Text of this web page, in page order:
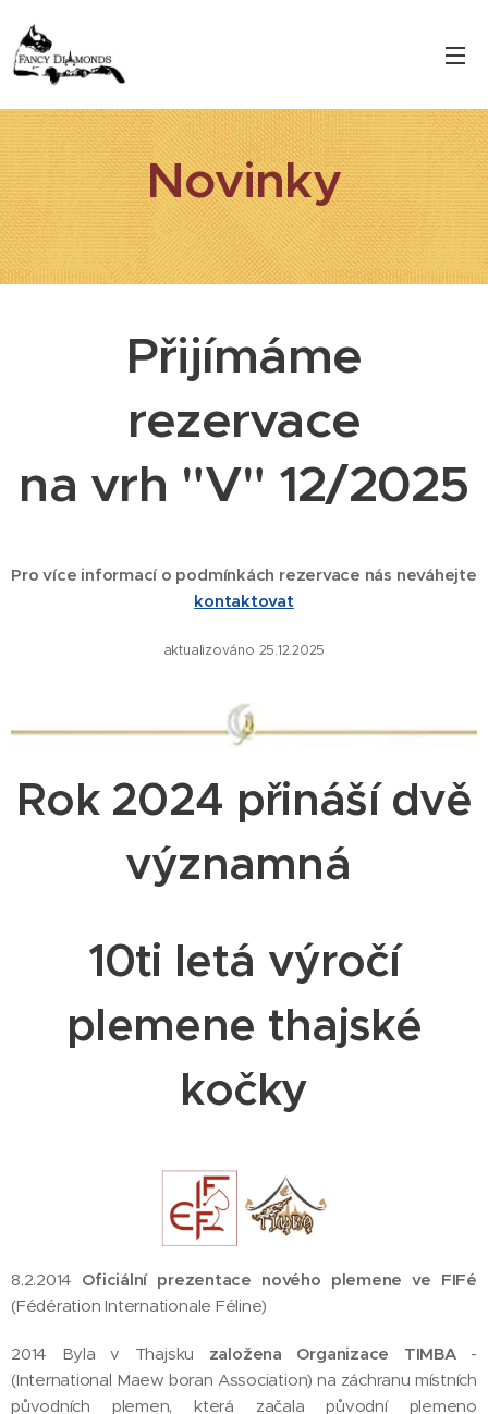
Novinky
Přijímáme
rezervace
na vrh "V" 12/2025
Pro více informací o podmínkách rezervace nás neváhejte
kontaktovat
aktualizováno 25.12.2025
Rok 2024 přináší dvě
významná
10ti letá výročí
plemene thajské
kočky
8.2.2014 Oficiální prezentace nového plemene ve FIFé
(Fédération Internationale Féline)
2014 Byla v Thajsku založena Organizace TIMBA-
(International Maew boran Association) na záchranu místních
původních plemen, která začala původní plemeno